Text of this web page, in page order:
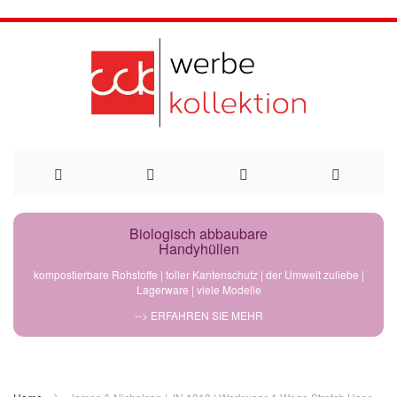
Direkt
Biologisch abbaubare
Handyhüllen
kompostierbare Rohstoffe | toller Kantenschutz | der Umwelt zuliebe |
Lagerware | viele Modelle
--> ERFAHREN SIE MEHR